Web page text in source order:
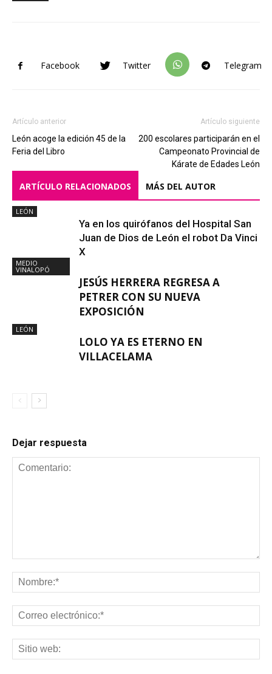
Facebook Twitter Telegram
Artículo anterior
León acoge la edición 45 de la
Feria del Libro
Artículo siguiente
200 escolares participarán en el
Campeonato Provincial de
Kárate de Edades León
ARTÍCULO RELACIONADOS MÁS DEL AUTOR
LEÓN
Ya en los quirófanos del Hospital San
Juan de Dios de León el robot Da Vinci
X
MEDIO
VINALOPÓ
JESÚS HERRERA REGRESA A
PETRER CON SU NUEVA
EXPOSICIÓN
LEÓN
LOLO YA ES ETERNO EN
VILLACELAMA
Dejar respuesta